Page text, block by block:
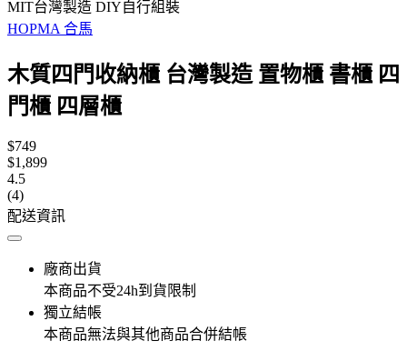
MIT台灣製造 DIY自行組裝
HOPMA 合馬
木質四門收納櫃 台灣製造 置物櫃 書櫃 四
門櫃 四層櫃
$749
$1,899
4.5
(4)
配送資訊
廠商出貨
本商品不受24h到貨限制
獨立結帳
本商品無法與其他商品合併結帳